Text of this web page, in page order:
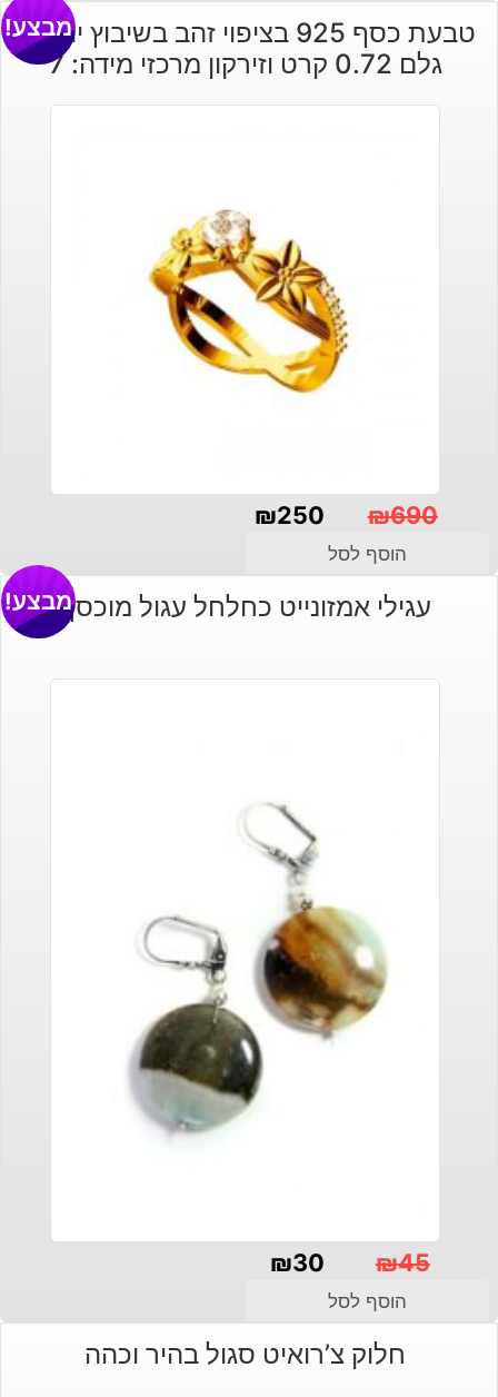
טבעת כסף 925 בציפוי זהב בשיבוץ יהלומי
גלם 0.72 קרט וזירקון מרכזי מידה: 7
מבצע!
₪690
המקורי
₪250
הנוכחי
הוסף לסל
עגילי אמזונייט כחלחל עגול מוכסףמבצע!
₪45
המקורי
₪30
הנוכחי
הוסף לסל
חלוק צ’רואיט סגול בהיר וכהה